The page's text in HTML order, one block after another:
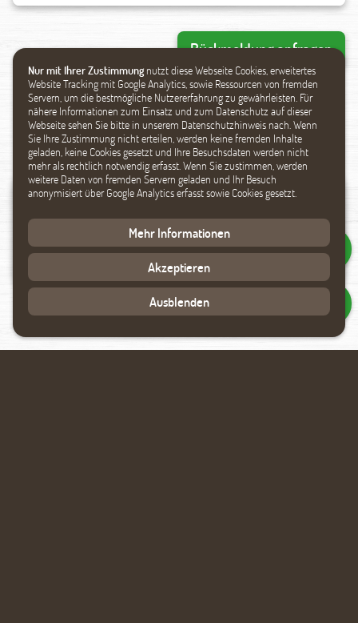
Nur mit Ihrer Zustimmung nutzt diese Webseite Cookies, erweitertes
Website Tracking mit Google Analytics, sowie Ressourcen von fremden
Servern, um die bestmögliche Nutzererfahrung zu gewährleisten. Für
nähere Informationen zum Einsatz und zum Datenschutz auf dieser
Webseite sehen Sie bitte in unserem Datenschutzhinweis nach. Wenn
Sie Ihre Zustimmung nicht erteilen, werden keine fremden Inhalte
geladen, keine Cookies gesetzt und Ihre Besuchsdaten werden nicht
mehr als rechtlich notwendig erfasst. Wenn Sie zustimmen, werden
weitere Daten von fremden Servern geladen und Ihr Besuch
anonymisiert über Google Analytics erfasst sowie Cookies gesetzt.
Mehr Informationen
Akzeptieren
Ausblenden
Rückmeldung anfragen
Ähnliche Produkte
Kriechtunneleinfassung Bienenhotel